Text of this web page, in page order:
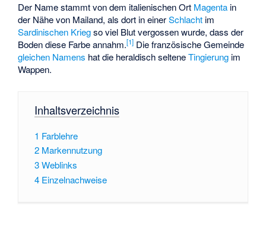
Der Name stammt von dem italienischen Ort Magenta in
der Nähe von Mailand, als dort in einerSchlacht im
Sardinischen Kriegso viel Blut vergossen wurde, dass der
Boden diese Farbe annahm.[1] Die französische Gemeinde
gleichen Namens hat die heraldisch selteneTingierung im
Wappen.
Inhaltsverzeichnis
1 Farblehre
2 Markennutzung
3Weblinks
4 Einzelnachweise